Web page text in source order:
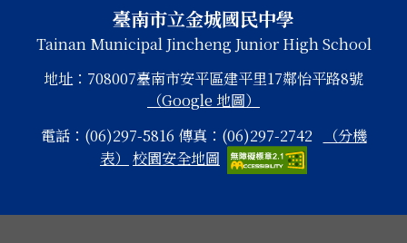
頁尾區域內容臺南市立金城國民中學
Tainan Municipal Jincheng Junior High School
地址：708007臺南市安平區建平里17鄰怡平路8號
（Google 地圖）
電話：(06)297-5816 傳真：(06)297-2742
（分機
表） 校園安全地圖